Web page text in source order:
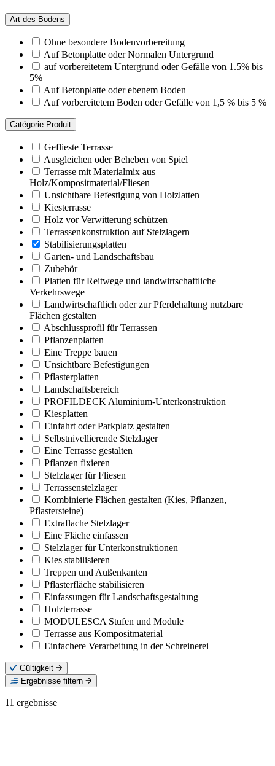
Art des Bodens
Ohne besondere Bodenvorbereitung
Auf Betonplatte oder Normalen Untergrund
auf vorbereitetem Untergrund oder Gefälle von 1.5% bis
5%
Auf Betonplatte oder ebenem Boden
Auf vorbereitetem Boden oder Gefälle von 1,5 % bis 5 %
Catégorie Produit
Geflieste Terrasse
Ausgleichen oder Beheben von Spiel
Terrasse mit Materialmix aus
Holz/Kompositmaterial/Fliesen
Unsichtbare Befestigung von Holzlatten
Kiesterrasse
Holz vor Verwitterung schützen
Terrassenkonstruktion auf Stelzlagern
Stabilisierungsplatten
Garten- und Landschaftsbau
Zubehör
Platten für Reitwege und landwirtschaftliche
Verkehrswege
Landwirtschaftlich oder zur Pferdehaltung nutzbare
Flächen gestalten
Abschlussprofil für Terrassen
Pflanzenplatten
Eine Treppe bauen
Unsichtbare Befestigungen
Pflasterplatten
Landschaftsbereich
PROFILDECK Aluminium-Unterkonstruktion
Kiesplatten
Einfahrt oder Parkplatz gestalten
Selbstnivellierende Stelzlager
Eine Terrasse gestalten
Pflanzen fixieren
Stelzlager für Fliesen
Terrassenstelzlager
Kombinierte Flächen gestalten (Kies, Pflanzen,
Pflastersteine)
Extraflache Stelzlager
Eine Fläche einfassen
Stelzlager für Unterkonstruktionen
Kies stabilisieren
Treppen und Außenkanten
Pflasterfläche stabilisieren
Einfassungen für Landschaftsgestaltung
Holzterrasse
MODULESCA Stufen und Module
Terrasse aus Kompositmaterial
Einfachere Verarbeitung in der Schreinerei
Gültigkeit
Ergebnisse filtern
11 ergebnisse